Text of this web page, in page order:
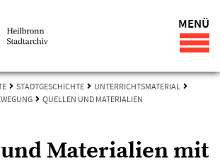
MENÜ
STADTGESCHICHTE
UNTERRICHTSMATERIAL
QUELLEN UND MATERIALIEN
Materialien mit